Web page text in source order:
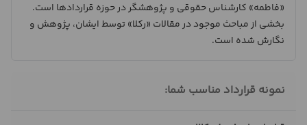
«فاطمه» کارشناس حقوقی و پژوهشگر در حوزه قراردادها است.
بخشی از مباحث موجود در مقالات «رکلا» توسط ایشان، پژوهش و
نگارش شده است.
نمونه قرارداد مناسب شما: